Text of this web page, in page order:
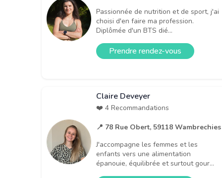
Passionnée de nutrition et de sport, j'ai
choisi d'en faire ma profession.
Diplômée d'un BTS dié...
Prendre rendez-vous
Claire Deveyer
❤️ 4 Recommandations
📍 78 Rue Obert, 59118 Wambrechies
J'accompagne les femmes et les
enfants vers une alimentation
épanouie, équilibrée et surtout gour...